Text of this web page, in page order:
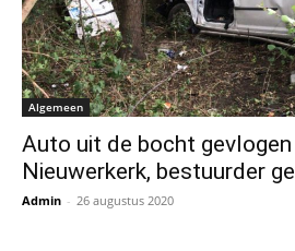
Algemeen
Auto uit de bocht
Nieuwerkerk, bestuurder
Admin - 26 augustus 2020